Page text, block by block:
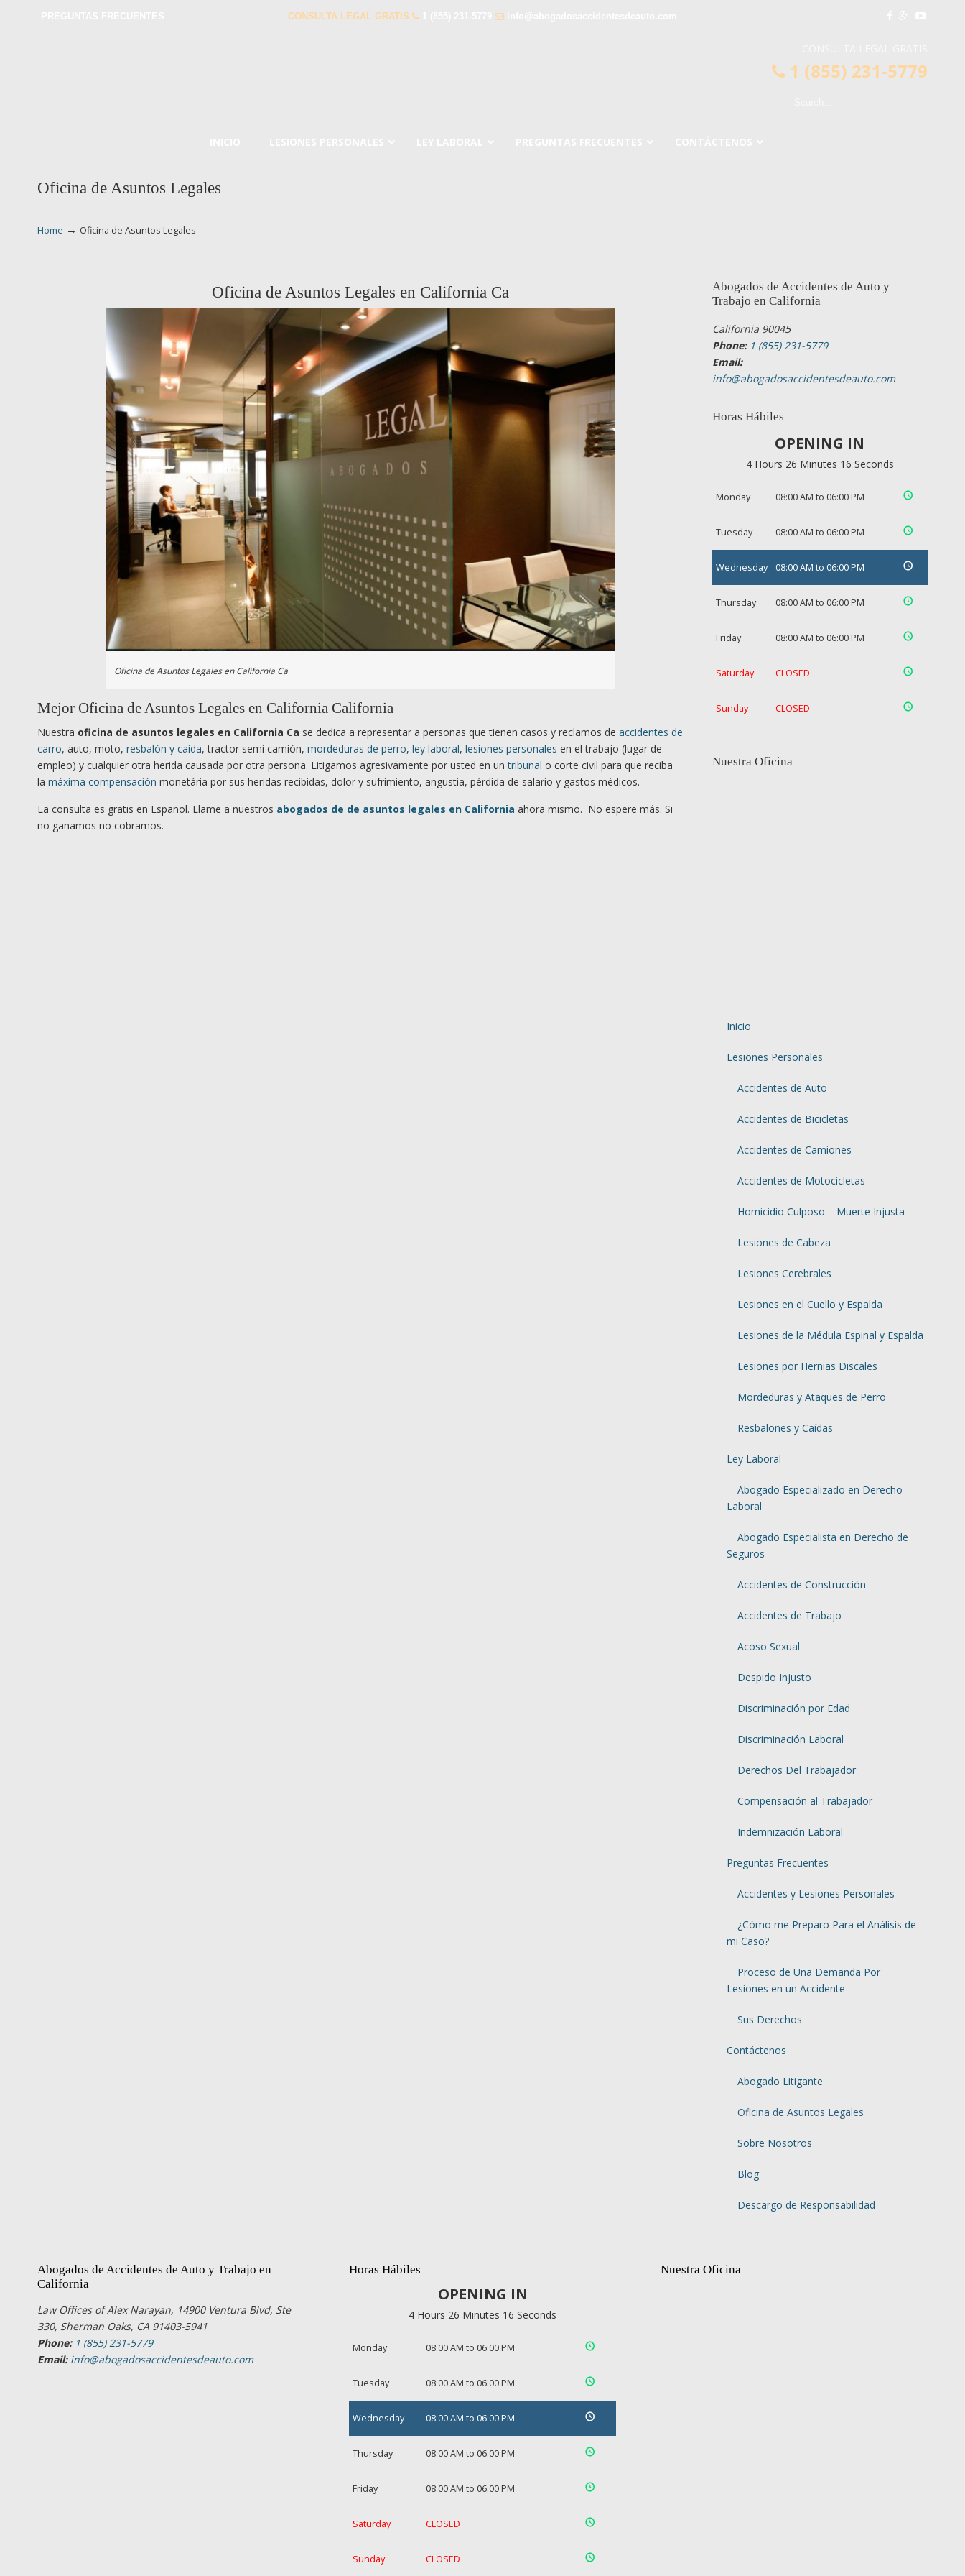
CONSULTA LEGAL GRATIS
1 (855) 231-5779
Oficina de Asuntos Legales
Home → Oficina de Asuntos Legales
Oficina de Asuntos Legales en California Ca
Oficina de Asuntos Legales en California Ca
Mejor Oficina de Asuntos Legales en California California
Nuestra oficina de asuntos legales en California Ca se dedica a representar a personas que tienen casos y reclamos de accidentes de
carro, auto, moto, resbalón y caída, tractor semi camión, mordeduras de perro, ley laboral, lesiones personales en el trabajo (lugar de
empleo) y cualquier otra herida causada por otra persona. Litigamos agresivamente por usted en untribunal o corte civil para que reciba
la máxima compensación monetária por sus heridas recibidas, dolor y sufrimiento, angustia, pérdida de salario y gastos médicos.
La consulta es gratis en Español. Llame a nuestros abogados de de asuntos legales en California ahora mismo. No espere más. Si
no ganamos no cobramos.
Abogados de Accidentes de Auto y
Trabajo en California
California 90045
Phone: 1 (855) 231-5779
Email:
info@abogadosaccidentesdeauto.com
Horas Hábiles
OPENING IN
4 Hours 26 Minutes 15 Seconds
Monday 08:00 AM to 06:00 PM
Tuesday 08:00 AM to 06:00 PM
Wednesday 08:00 AM to 06:00 PM
Thursday 08:00 AM to 06:00 PM
Friday 08:00 AM to 06:00 PM
Saturday CLOSED
Sunday CLOSED
Nuestra Oficina
Inicio
Lesiones Personales
Accidentes de Auto
Accidentes de Bicicletas
Accidentes de Camiones
Accidentes de Motocicletas
Homicidio Culposo – Muerte Injusta
Lesiones de Cabeza
Lesiones Cerebrales
Lesiones en el Cuello y Espalda
Lesiones de la Médula Espinal y Espalda
Lesiones por Hernias Discales
Mordeduras y Ataques de Perro
Resbalones y Caídas
Ley Laboral
Abogado Especializado en Derecho
Laboral
Abogado Especialista en Derecho de
Seguros
Accidentes de Construcción
Accidentes de Trabajo
Acoso Sexual
Despido Injusto
Discriminación por Edad
Discriminación Laboral
Derechos Del Trabajador
Compensación al Trabajador
Indemnización Laboral
Preguntas Frecuentes
Accidentes y Lesiones Personales
¿Cómo me Preparo Para el Análisis de
mi Caso?
Proceso de Una Demanda Por
Lesiones en un Accidente
Sus Derechos
Contáctenos
Abogado Litigante
Oficina de Asuntos Legales
Sobre Nosotros
Blog
Descargo de Responsabilidad
Abogados de Accidentes de Auto y Trabajo en
California
Law Offices of Alex Narayan, 14900 Ventura Blvd, Ste
330, Sherman Oaks, CA 91403-5941
Phone: 1 (855) 231-5779
Email: info@abogadosaccidentesdeauto.com
Horas Hábiles
OPENING IN
4 Hours 26 Minutes 15 Seconds
Monday 08:00 AM to 06:00 PM
Tuesday 08:00 AM to 06:00 PM
Wednesday 08:00 AM to 06:00 PM
Thursday 08:00 AM to 06:00 PM
Friday 08:00 AM to 06:00 PM
Saturday CLOSED
Sunday CLOSED
Nuestra Oficina